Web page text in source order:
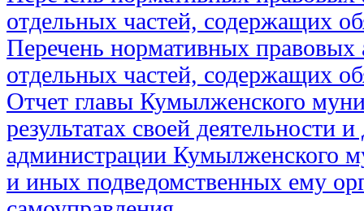
отдельных частей, содержащих
Перечень нормативных правовых
отдельных частей, содержащих
Отчет главы Кумылженского
результатах своей деятельности
администрации Кумылженского
и иных подведомственных ему